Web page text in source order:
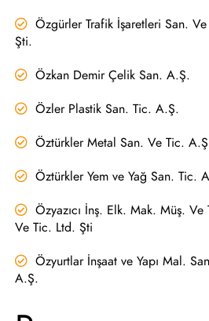
Özgürler Trafik İşaretleri San.
Şti.
Özkan Demir Çelik San. A.Ş.
Özler Plastik San. Tic. A.Ş.
Öztürkler Metal San. Ve Tic.
Öztürkler Yem ve Yağ San. Tic.
Özyazıcı İnş. Elk. Mak. Müş. Ve
Ve Tic. Ltd. Şti
Özyurtlar İnşaat ve Yapı Mal.
A.Ş.